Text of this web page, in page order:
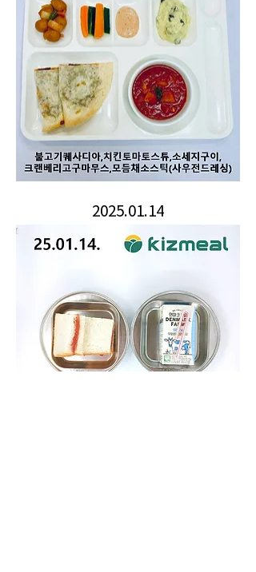
2025.01.14